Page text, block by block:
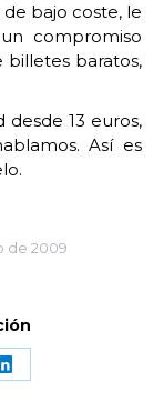
bajo coste, le
compromiso
baratos,
desde 13 euros,
Así es
de 2009
Share